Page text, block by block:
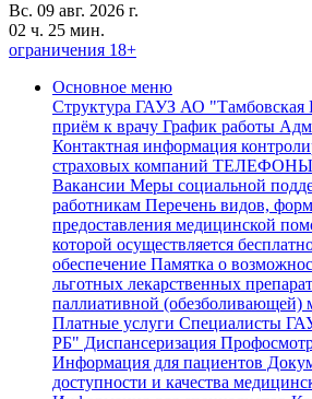
Вс. 09 авг. 2026 г.
02 ч. 25 мин.
ограничения 18+
Основное меню
Структура ГАУЗ АО "Тамбовская
приём к врачу График работы
Контактная информация
страховых компаний
Вакансии Меры социальной
работникам Перечень видов,
предоставления медицинской
которой осуществляется
обеспечение Памятка о
льготных лекарственных
паллиативной
Платные услуги Специалисты
РБ" Диспансеризация
Информация для пациентов
доступности и качества